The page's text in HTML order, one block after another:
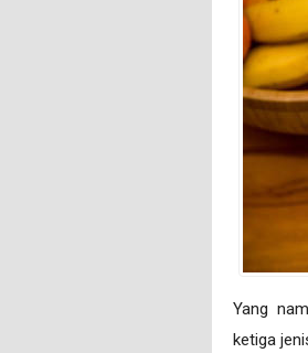
Yang
ketiga